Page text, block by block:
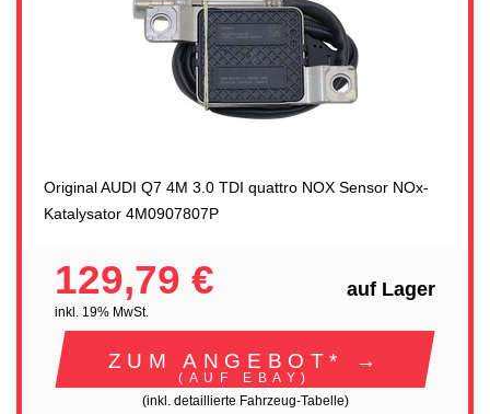
Original AUDI Q7 4M 3.0 TDI quattro NOX Sensor NOx-
Katalysator 4M0907807P
129,79 €
inkl. 19% MwSt.
auf Lager
ZUM ANGEBOT* →
(AUF EBAY)
(inkl. detaillierte Fahrzeug-Tabelle)